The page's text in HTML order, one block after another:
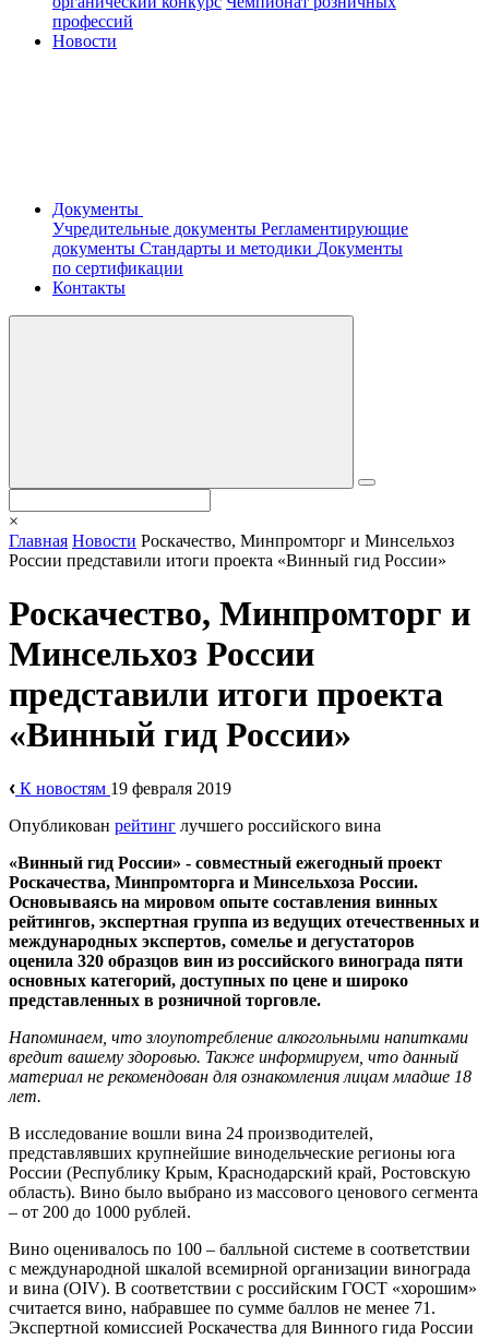
профессий
Новости
Документы
Учредительные документы Регламентирующие
документы Стандарты и методики Документы
по сертификации
Контакты
×
Главная Новости Роскачество, Минпромторг и Минсельхоз
России представили итоги проекта «Винный гид России»
Роскачество, Минпромторг и
Минсельхоз России
представили итоги проекта
«Винный гид России»
К новостям 19 февраля 2019
Опубликован рейтинг лучшего российского вина
«Винный гид России» - совместный ежегодный проект
Роскачества, Минпромторга и Минсельхоза России.
Основываясь на мировом опыте составления винных
рейтингов, экспертная группа из ведущих отечественных и
международных экспертов, сомелье и дегустаторов
оценила 320 образцов вин из российского винограда пяти
основных категорий, доступных по цене и широко
представленных в розничной торговле.
Напоминаем, что злоупотребление алкогольными напитками
вредит вашему здоровью. Также информируем, что данный
материал не рекомендован для ознакомления лицам младше 18
лет.
В исследование вошли вина 24 производителей,
представлявших крупнейшие винодельческие регионы юга
России (Республику Крым, Краснодарский край, Ростовскую
область). Вино было выбрано из массового ценового сегмента
– от 200 до 1000 рублей.
Вино оценивалось по 100 – балльной системе в соответствии
с международной шкалой всемирной организации винограда
и вина (OIV). В соответствии с российским ГОСТ «хорошим»
считается вино, набравшее по сумме баллов не менее 71.
Экспертной комиссией Роскачества для Винного гида России